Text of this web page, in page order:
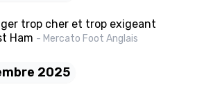
trop cher et trop exigeant
Ham - Mercato Foot Anglais
2025